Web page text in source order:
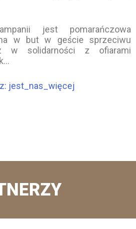
jest pomarańczowa
w but w geście sprzeciwu
w solidarności z ofiarami
jest_nas_więcej